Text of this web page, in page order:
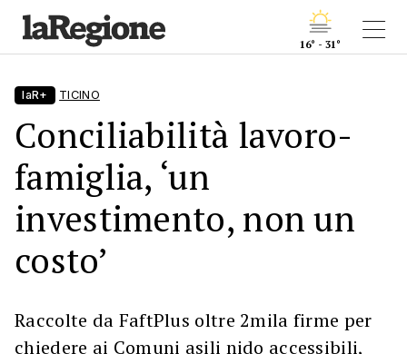
16° - 31°
laR+ TICINO
Conciliabilità lavoro-
famiglia, ‘un
investimento, non un
costo’
Raccolte da FaftPlus oltre 2mila firme per
chiedere ai Comuni asili nido accessibili,